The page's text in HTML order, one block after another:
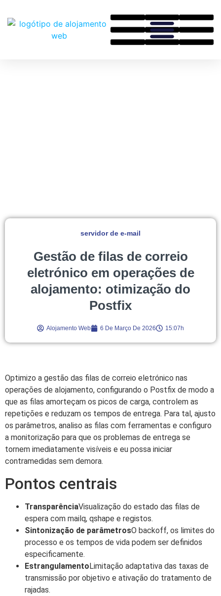
servidor de e-mail
Gestão de filas de correio
eletrónico em operações de
alojamento: otimização do
Postfix
Alojamento Web 6 De Março De 2026 15:07h
Optimizo a gestão das filas de correio eletrónico nas
operações de alojamento, configurando o Postfix de modo a
que as filas amorteçam os picos de carga, controlem as
repetições e reduzam os tempos de entrega. Para tal, ajusto
os parâmetros, analiso as filas com ferramentas e configuro
a monitorização para que os problemas de entrega se
tornem imediatamente visíveis e eu possa iniciar
contramedidas sem demora.
Pontos centrais
TransparênciaVisualização do estado das filas de
espera com mailq, qshape e registos.
Sintonização de parâmetrosO backoff, os limites do
processo e os tempos de vida podem ser definidos
especificamente.
EstrangulamentoLimitação adaptativa das taxas de
transmissão por objetivo e ativação do tratamento de
rajadas.